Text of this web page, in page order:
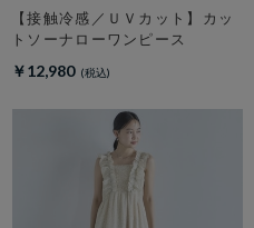
【接触冷感／ＵＶカット】カッ
トソーナローワンピース
￥12,980